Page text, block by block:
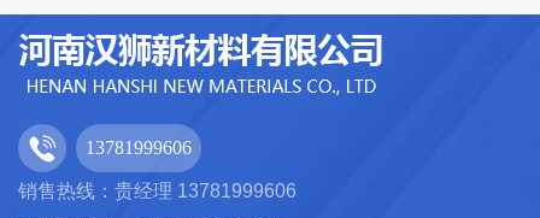
13781999606
销售热线：贵经理 13781999606